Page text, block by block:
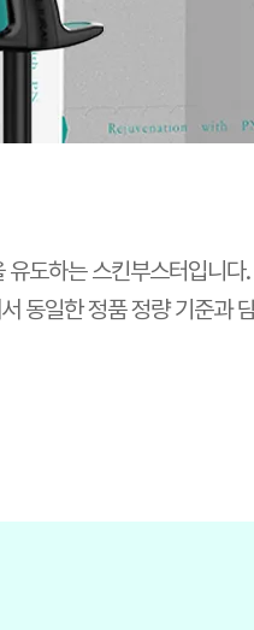
유도하는 스킨부스터입
동일한 정품 정량 기준과